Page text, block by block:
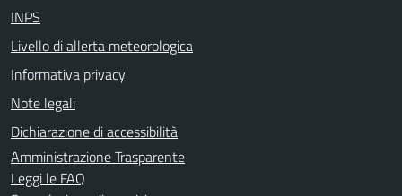
INPS
Livello di allerta meteorologica
Informativa privacy
Note legali
Dichiarazione di accessibilità
Amministrazione Trasparente
Leggi le FAQ